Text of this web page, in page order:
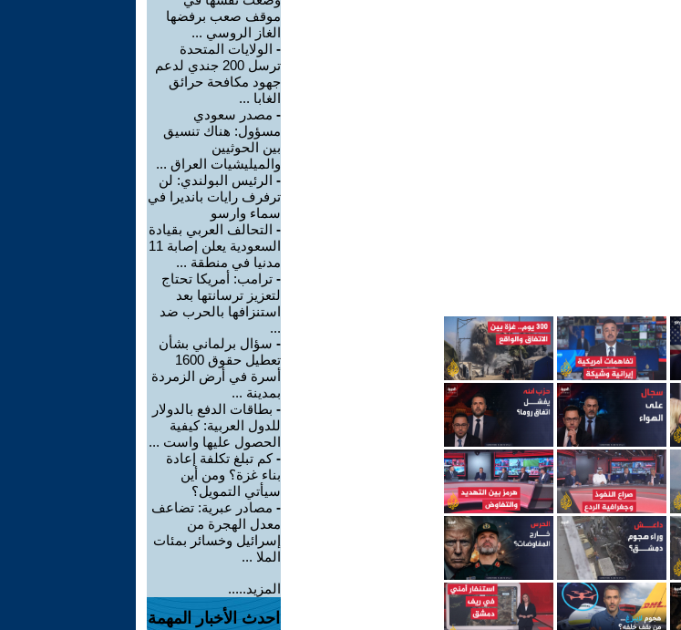
موقف صعب برفضها
الغاز الروسي ...
- الولايات المتحدة
ترسل 200 جندي لدعم
جهود مكافحة حرائق
الغابا ...
- مصدر سعودي
مسؤول: هناك تنسيق
بين الحوثيين
والميليشيات العراق ...
- الرئيس البولندي: لن
ترفرف رايات بانديرا في
سماء وارسو
- التحالف العربي بقيادة
السعودية يعلن إصابة 11
مدنيا في منطقة ...
- ترامب: أمريكا تحتاج
لتعزيز ترسانتها بعد
استنزافها بالحرب ضد
...
- سؤال برلماني بشأن
تعطيل حقوق 1600
أسرة في أرض الزمردة
بمدينة ...
- بطاقات الدفع بالدولار
للدول العربية: كيفية
الحصول عليها واست ...
-كم تبلغ تكلفة إعادة
بناء غزة؟ ومن أين
سيأتي التمويل؟
- مصادر عبرية: تضاعف
معدل الهجرة من
إسرائيل وخسائر بمئات
الملا ...
المزيد.....
احدث الأخبار المهمة